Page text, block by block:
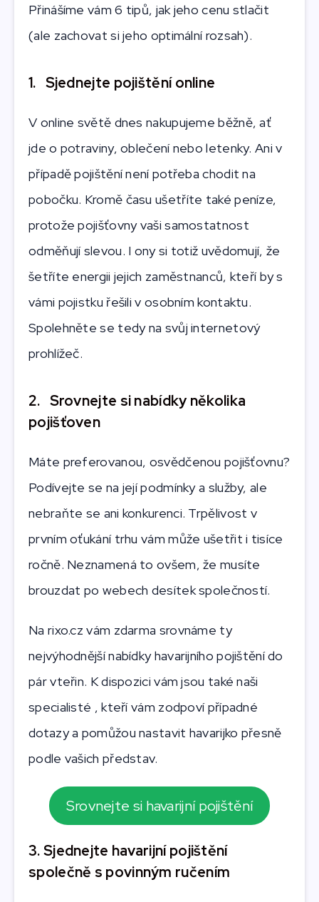
Přinášíme vám 6 tipů, jak jeho cenu stlačit
(ale zachovat si jeho optimální rozsah).
1. Sjednejte pojištění online
V online světě dnes nakupujeme běžně, ať
jde o potraviny, oblečení nebo letenky. Ani v
případě pojištění není potřeba chodit na
pobočku. Kromě času ušetříte také peníze,
protože pojišťovny vaši samostatnost
odměňují slevou. I ony si totiž uvědomují, že
šetříte energii jejich zaměstnanců, kteří by s
vámi pojistku řešili v osobním kontaktu.
Spolehněte se tedy na svůj internetový
prohlížeč.
2. Srovnejte si nabídky několika
pojišťoven
Máte preferovanou, osvědčenou pojišťovnu?
Podívejte se na její podmínky a služby, ale
nebraňte se ani konkurenci. Trpělivost v
prvním oťukání trhu vám může ušetřit i tisíce
ročně. Neznamená to ovšem, že musíte
brouzdat po webech desítek společností.
Na rixo.cz vám zdarma srovnáme ty
nejvýhodnější nabídky havarijního pojištění do
pár vteřin. K dispozici vám jsou také naši
specialisté , kteří vám zodpoví případné
dotazy a pomůžou nastavit havarijko přesně
podle vašich představ.
Srovnejte si havarijní pojištění
3. Sjednejte havarijní pojištění
společně s povinným ručením